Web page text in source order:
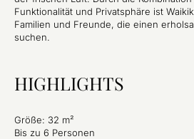
Funktionalität und Privatsphäre ist
Familien und Freunde, die einen
suchen.
HIGHLIGHTS
Größe: 32 m²
Bis zu 6 Personen